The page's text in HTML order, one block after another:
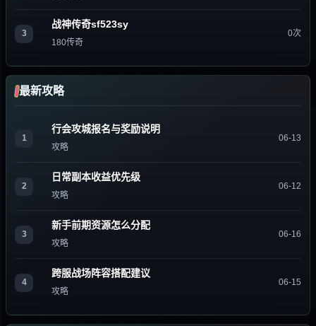
3
战神传奇sf523sy
180传奇
0次
最新攻略
1
行会攻城报名与奖励说明
攻略
06-13
2
日常副本收益优先级
攻略
06-12
3
新手前期资源怎么分配
攻略
06-16
4
跨服战场阵容搭配建议
攻略
06-15